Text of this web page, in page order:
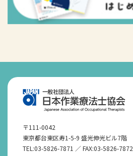
〒111-0042
東京都台東区寿1-5-9 盛光伸光ビル7階
TEL:03-5826-7871 ／ FAX:03-5826-7872